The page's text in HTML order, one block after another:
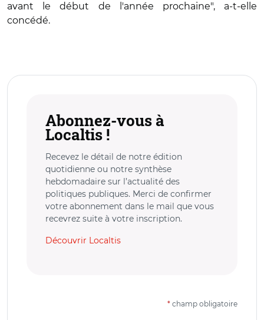
avant le début de l'année prochaine", a-t-elle
concédé.
Abonnez-vous à
Localtis !
Recevez le détail de notre édition
quotidienne ou notre synthèse
hebdomadaire sur l’actualité des
politiques publiques. Merci de confirmer
votre abonnement dans le mail que vous
recevrez suite à votre inscription.
Découvrir Localtis
* champ obligatoire